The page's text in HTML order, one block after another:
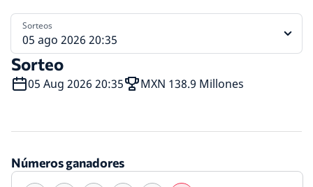
Sorteo
05 Aug 2026 20:35 MXN 138.9 Millones
Sorteos
05 ago 2026 20:35
Números ganadores